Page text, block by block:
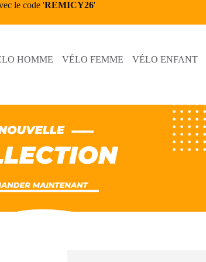
le code 'REMICY26'
HOMME VÉLO FEMME VÉLO ENFANT